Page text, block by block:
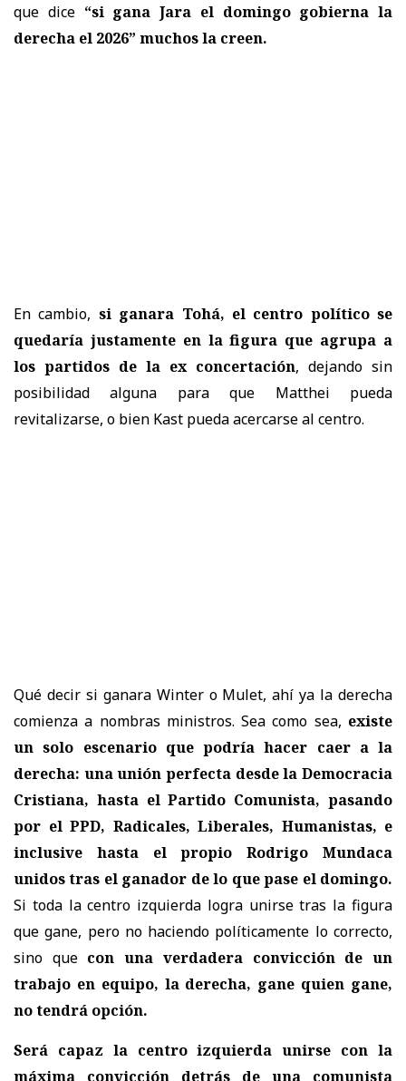
que dice “si gana Jara el domingo gobierna la
derecha el 2026” muchos la creen.
En cambio, si ganara Tohá, el centro político se
quedaría justamente en la figura que agrupa a
los partidos de la ex concertación, dejando sin
posibilidad alguna para que Matthei pueda
revitalizarse, o bien Kast pueda acercarse al centro.
Qué decir si ganara Winter o Mulet, ahí ya la derecha
comienza a nombras ministros. Sea como sea, existe
un solo escenario que podría hacer caer a la
derecha: una unión perfecta desde la Democracia
Cristiana, hasta el Partido Comunista, pasando
por el PPD, Radicales, Liberales, Humanistas, e
inclusive hasta el propio Rodrigo Mundaca
unidos tras el ganador de lo que pase el domingo.
Si toda la centro izquierda logra unirse tras la figura
que gane, pero no haciendo políticamente lo correcto,
sino que con una verdadera convicción de un
trabajo en equipo, la derecha, gane quien gane,
no tendrá opción.
Será capaz la centro izquierda unirse con la
máxima convicción detrás de una comunista